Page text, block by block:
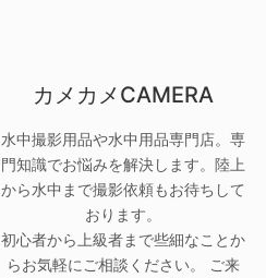
カメカメCAMERA
水中撮影用品や水中用品専門店。専
門知識でお悩みを解決します。陸上
から水中まで撮影依頼もお待ちして
おります。
初心者から上級者まで些細なことか
らお気軽にご相談ください。 ご来